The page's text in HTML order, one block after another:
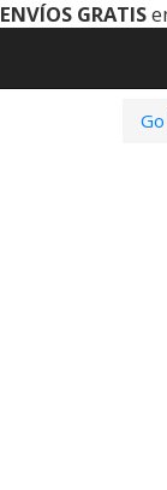
ENVÍOS GRATIS